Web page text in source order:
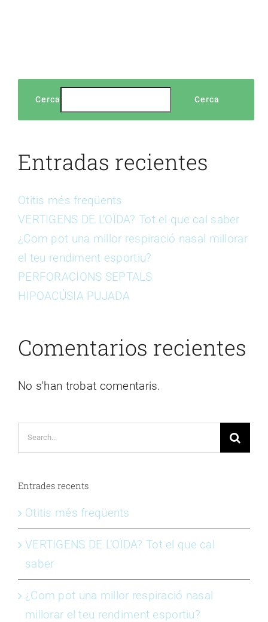
Cerca Cerca
Entradas recientes
Otitis més freqüents
VERTIGENS DE L’OÏDA? Tot el que cal saber
¿Com pot una millor respiració nasal millorar
el teu rendiment esportiu?
PERFORACIONS SEPTALS
HIPOACÚSIA PUJADA
Comentarios recientes
No s'han trobat comentaris.
Search
for:
Entrades recents
Otitis més freqüents
VERTIGENS DE L’OÏDA? Tot el que cal
saber
¿Com pot una millor respiració nasal
millorar el teu rendiment esportiu?